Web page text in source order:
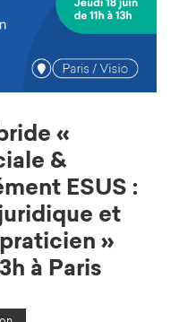
«
&
ESUS :
et
»
à Paris